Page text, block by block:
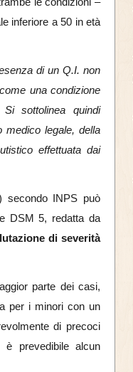
inferiore a 50 in età
di un Q.I. non
una condizione
sottolinea quindi
medico legale, della
effettuata dai
secondo INPS può
DSM 5, redatta da
di severità
parte dei casi,
per i minori con un
di precoci
è prevedibile alcun